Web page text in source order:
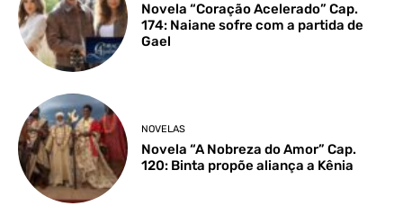
Novela “Coração Acelerado” Cap.
174: Naiane sofre com a partida de
Gael
NOVELAS
Novela “A Nobreza do Amor” Cap.
120: Binta propõe aliança a Kênia